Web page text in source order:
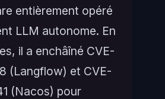
entièrement opéré
LLM autonome. En
il a enchâîné CVE-
(Langflow) et CVE-
(Nacos) pour